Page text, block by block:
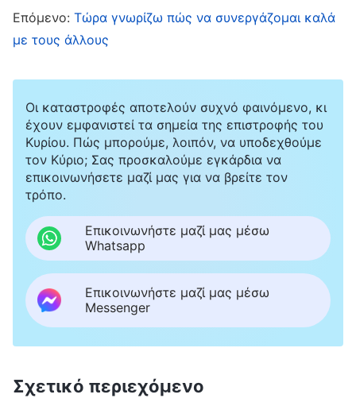
είναι τίποτα. Είναι πολύ μικρότερες από τις
δυσκολίες που είχα εγώ όταν έκανα το
δυσκολίες που είχα αντιμετωπίσει στο καθήκον
μου. Ωστόσο, δεν ανέφερα τις δικές μου
καταστάσεις αρνητικότητας, την απώλεια της
πίστης ή την επιθυμία να τα παρατήσω στην
πορεία. Μετά τη συζήτηση, συνειδητοποίησα
κάποια πράγματα μέσα μου. Με αυτόν τον
επίδειξη; Αλλά μετά το ξανασκέφτηκα:
«Μίλησα επίσης για το πώς βασίστηκα στον
Θεό για να λύσω τα προβλήματα και τις
όταν είδα τις εκφράσεις φθόνου και
Επόμενο: Τώρα γνωρίζω πώς να συνεργάζομαι καλά
με τους άλλους
Οι καταστροφές αποτελούν συχνό φαινόμενο, κι
έχουν εμφανιστεί τα σημεία της επιστροφής του
Κυρίου. Πώς μπορούμε, λοιπόν, να υποδεχθούμε
τον Κύριο; Σας προσκαλούμε εγκάρδια να
επικοινωνήσετε μαζί μας για να βρείτε τον
τρόπο.
Επικοινωνήστε μαζί μας μέσω
Whatsapp
Επικοινωνήστε μαζί μας μέσω
Messenger
Σχετικό περιεχόμενο